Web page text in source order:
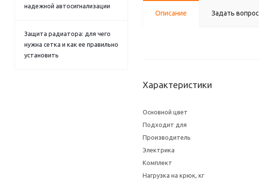
Описание Задать вопрос
Характеристики
Основной цвет
Подходит для
Производитель
Электрика
Комплект
Нагрузка на крюк, кг
надежной автосигнализации
Защита радиатора: для чего
нужна сетка и как ее правильно
установить